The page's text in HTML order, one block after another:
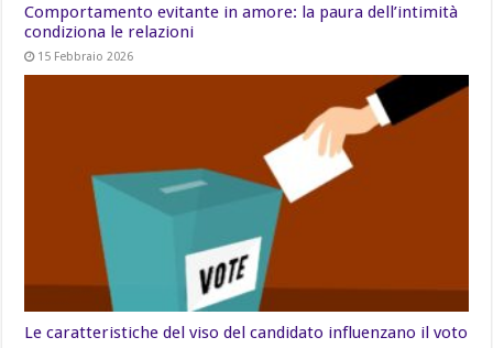
Comportamento evitante in amore: la paura dell’intimità
condiziona le relazioni
15 Febbraio 2026
Le caratteristiche del viso del candidato influenzano il voto